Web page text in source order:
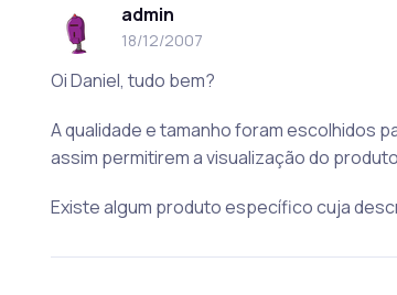
admin
18/12/2007
Oi Daniel, tudo bem?
A qualidade e tamanho foram escolhidos
assim permitirem a visualização do
Existe algum produto específico cuja